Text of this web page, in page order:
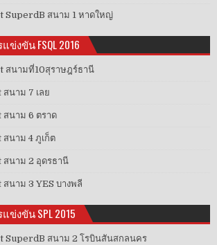
SuperdB สนาม 1 หาดใหญ่
ข่งขัน FSQL 2016
สนามที่10สุราษฎร์ธานี
สนาม 7 เลย
สนาม 6 ตราด
สนาม 4 ภูเก็ต
สนาม 2 อุดรธานี
สนาม 3 YES บางพลี
ข่งขัน SPL 2015
SuperdB สนาม 2 โรบินสันสกลนคร